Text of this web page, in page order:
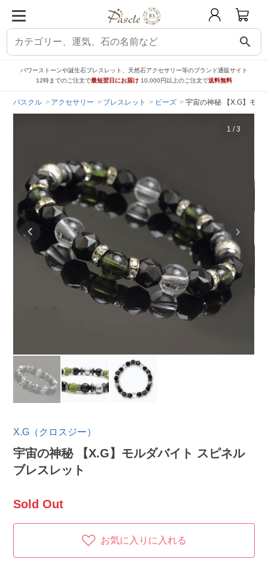
search
パワーストーンや誕生石ブレスレット、天然石アクセサリー等のブランド通販サイト
12時までのご注文で最短翌日にお届け 10,000円以上のご注文で送料無料
パスクル アクセサリー ブレスレット ビーズ 宇宙の神秘 【X.G】モル
1 /3
X.G（クロスジー）
宇宙の神秘 【X.G】モルダバイト スピネル
ブレスレット
Sold Out
お気に入りに入れる